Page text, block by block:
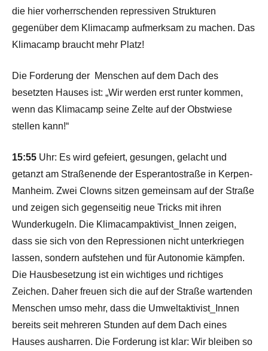
die hier vorherrschenden repressiven Strukturen
gegenüber dem Klimacamp aufmerksam zu machen. Das
Klimacamp braucht mehr Platz!
Die Forderung der Menschen auf dem Dach des
besetzten Hauses ist: „Wir werden erst runter kommen,
wenn das Klimacamp seine Zelte auf der Obstwiese
stellen kann!“
15:55 Uhr: Es wird gefeiert, gesungen, gelacht und
getanzt am Straßenende der Esperantostraße in Kerpen-
Manheim. Zwei Clowns sitzen gemeinsam auf der Straße
und zeigen sich gegenseitig neue Tricks mit ihren
Wunderkugeln. Die Klimacampaktivist_Innen zeigen,
dass sie sich von den Repressionen nicht unterkriegen
lassen, sondern aufstehen und für Autonomie kämpfen.
Die Hausbesetzung ist ein wichtiges und richtiges
Zeichen. Daher freuen sich die auf der Straße wartenden
Menschen umso mehr, dass die Umweltaktivist_Innen
bereits seit mehreren Stunden auf dem Dach eines
Hauses ausharren. Die Forderung ist klar: Wir bleiben so